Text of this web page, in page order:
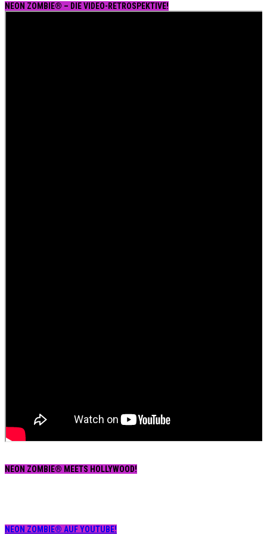
NEON ZOMBIE® – DIE VIDEO-RETROSPEKTIVE!
NEON ZOMBIE® MEETS HOLLYWOOD!
NEON ZOMBIE® AUF YOUTUBE!